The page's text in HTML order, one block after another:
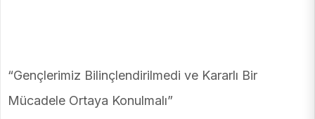
“Gençlerimiz Bilinçlendirilmedi ve Kararlı Bir
Mücadele Ortaya Konulmalı”